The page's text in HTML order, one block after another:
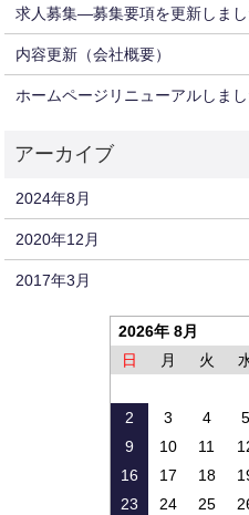
求人募集—募集要項を更新しまし
内容更新（会社概要）
ホームページリニューアルしまし
2024年8月
2020年12月
2017年3月
2026年 8月
日
月 火
2
3 4 5
9
10 11
16
17 18
23
24 25